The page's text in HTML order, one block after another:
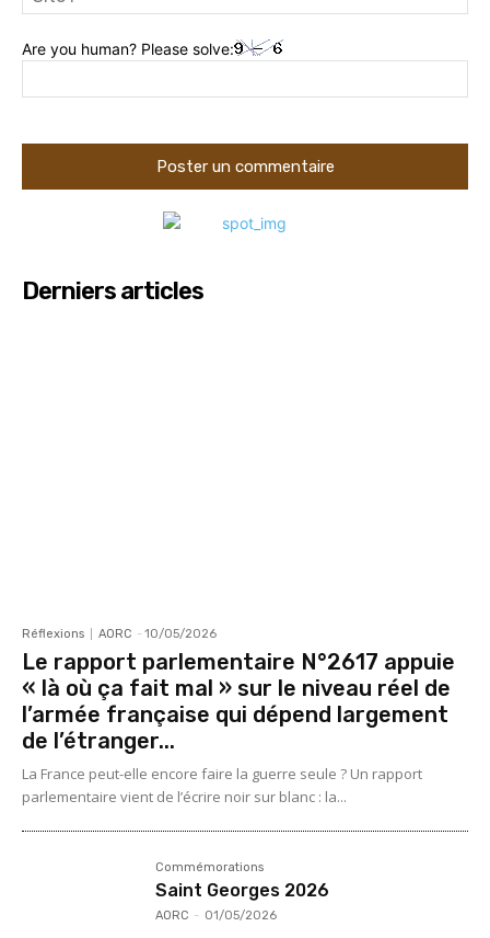
:
Are you human? Please solve:
Derniers articles
Réflexions AORC - 10/05/2026
Le rapport parlementaire N°2617 appuie
« là où ça fait mal » sur le niveau réel de
l’armée française qui dépend largement
de l’étranger...
La France peut-elle encore faire la guerre seule ? Un rapport
parlementaire vient de l’écrire noir sur blanc : la...
Commémorations
Saint Georges 2026
AORC - 01/05/2026